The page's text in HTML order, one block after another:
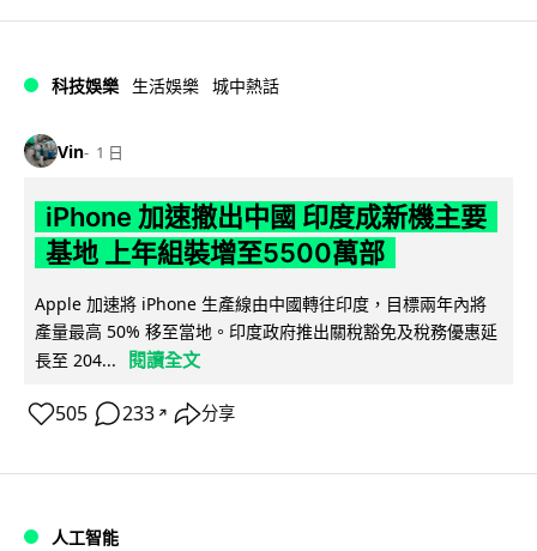
科技娛樂 生活娛樂 城中熱話
Vin 1 日
iPhone 加速撤出中國 印度成新機主要
基地 上年組裝增至5500萬部
Apple 加速將 iPhone 生產線由中國轉往印度，目標兩年內將
產量最高 50% 移至當地。印度政府推出關稅豁免及稅務優惠延
長至 204...
閱讀全文
505 233 ↗ 分享
人工智能